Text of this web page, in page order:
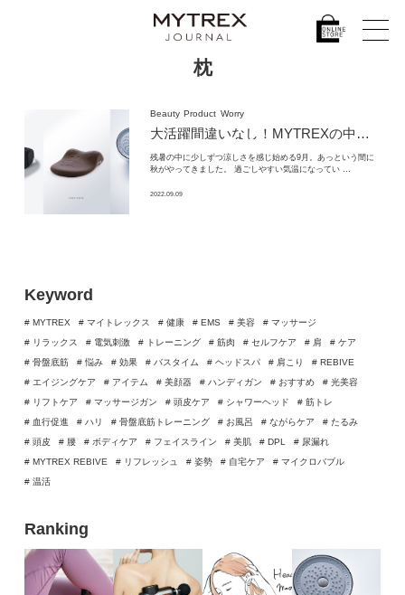
Keyword
# MYTREX # マイトレックス # 健康 # EMS # 美容
# マッサージ
# リラックス
# 電気刺激 # トレーニング # 筋肉 # セルフケア # 肩
# ケア
# 骨盤底筋
# 悩み # 効果 # バスタイム # ヘッドスパ # 肩こり
# REBIVE
# エイジングケア
# アイテム # 美顔器 # ハンディガン # おすすめ
# 光美容
# リフトケア
# マッサージガン # 頭皮ケア # シャワーヘッド
# 筋トレ
# 血行促進
# ハリ # 骨盤底筋トレーニング # お風呂 # ながらケア
# たるみ
# 頭皮
# 腰 # ボディケア # フェイスライン # 美肌 # DPL
# 尿漏れ
# MYTREX REBIVE
# リフレッシュ # 姿勢 # 自宅ケア
# マイクロバブル
# 温活
Ranking
枕
Beauty Product Worry
大活躍間違いなし！ MYTREXの中でも最強の“温活アイテム”3選
残暑の中に少しずつ涼しさを感じ始める9月。あっという間に
秋がやってきました。 過ごしやすい気温になってい …
2022.09.09